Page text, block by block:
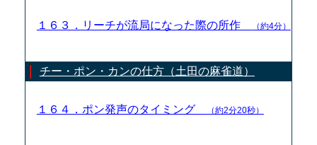
１６３．リーチが流局になった際の所作 （約4分）
チー・ポン・カンの仕方（土田の麻雀道）
１６４．ポン発声のタイミング （約2分20秒）